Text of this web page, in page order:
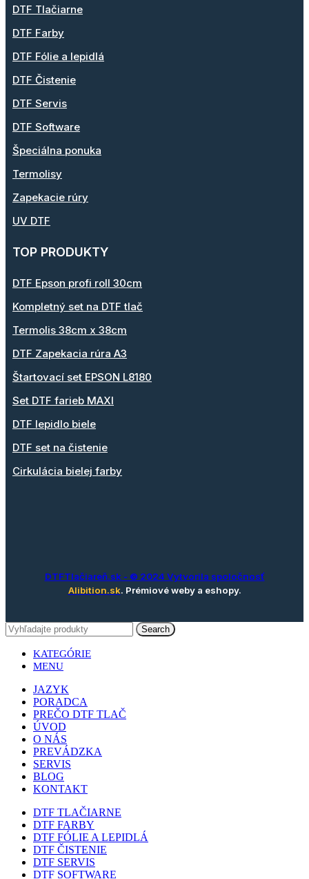
DTF Tlačiarne
DTF Farby
DTF Fólie a lepidlá
DTF Čistenie
DTF Servis
DTF Software
Špeciálna ponuka
Termolisy
Zapekacie rúry
UV DTF
TOP PRODUKTY
DTF Epson profi roll 30cm
Kompletný set na DTF tlač
Termolis 38cm x 38cm
DTF Zapekacia rúra A3
Štartovací set EPSON L8180
Set DTF farieb MAXI
DTF lepidlo biele
DTF set na čistenie
Cirkulácia bielej farby
DTFTlačiareň.sk- © 2024 Vytvorila spoločnosť
Alibition.sk. Prémiové weby a eshopy.
Search
KATEGÓRIE
MENU
JAZYK
PORADCA
PREČO DTF TLAČ
ÚVOD
O NÁS
PREVÁDZKA
SERVIS
BLOG
KONTAKT
DTF TLAČIARNE
DTF FARBY
DTF FÓLIE A LEPIDLÁ
DTF ČISTENIE
DTF SERVIS
DTF SOFTWARE